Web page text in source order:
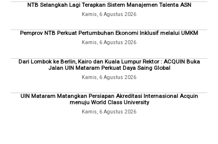
NTB Selangkah Lagi Terapkan Sistem Manajemen Talenta ASN
Kamis, 6 Agustus 2026
Pemprov NTB Perkuat Pertumbuhan Ekonomi Inklusif melalui UMKM
Kamis, 6 Agustus 2026
Dari Lombok ke Berlin, Kairo dan Kuala Lumpur Rektor : ACQUIN Buka
Jalan UIN Mataram Perkuat Daya Saing Global
Kamis, 6 Agustus 2026
UIN Mataram Matangkan Persiapan Akreditasi Internasional Acquin
menuju World Class University
Kamis, 6 Agustus 2026